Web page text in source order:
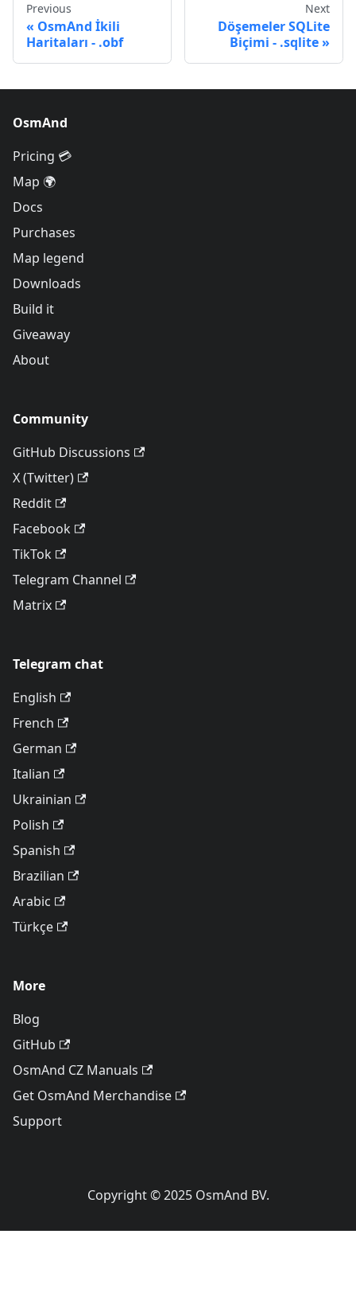
Previous
OsmAnd İkili
Haritaları - .obf
Next
Döşemeler SQLite
Biçimi - .sqlite
OsmAnd
Pricing 💳
Map 🌍
Docs
Purchases
Map legend
Downloads
Build it
Giveaway
About
Community
GitHub Discussions
X (Twitter)
Reddit
Facebook
TikTok
Telegram Channel
Matrix
Telegram chat
English
French
German
Italian
Ukrainian
Polish
Spanish
Brazilian
Arabic
Türkçe
More
Blog
GitHub
OsmAnd CZ Manuals
Get OsmAnd Merchandise
Support
Copyright © 2025 OsmAnd BV.